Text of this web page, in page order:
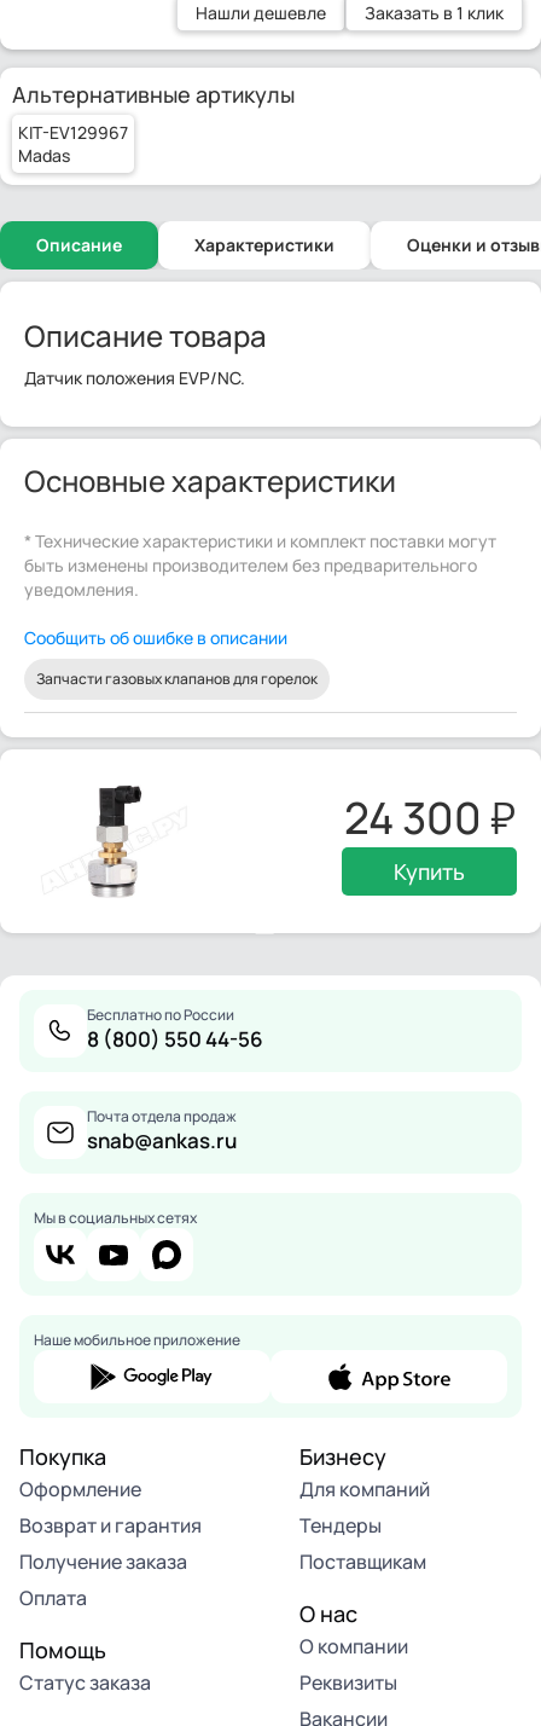
Нашли дешевле Заказать в 1 клик
Альтернативные артикулы
KIT-EV129967
Madas
Описание Характеристики Оценки и
Описание товара
Датчик положения EVP/NC.
Основные характеристики
* Технические характеристики и комплект поставки могут
быть изменены производителем без предварительного
уведомления.
Сообщить об ошибке в описании
Запчасти газовых клапанов для горелок
24 300
Купить
Бесплатно по России
8 (800) 550 44-56
Почта отдела продаж
snab@ankas.ru
Мы в социальных сетях
Наше мобильное приложение
Покупка
Оформление
Возврат и гарантия
Получение заказа
Оплата
Помощь
Статус заказа
Бизнесу
Для компаний
Тендеры
Поставщикам
О нас
О компании
Реквизиты
Вакансии